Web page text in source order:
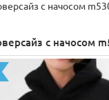
с начосом
с начосом